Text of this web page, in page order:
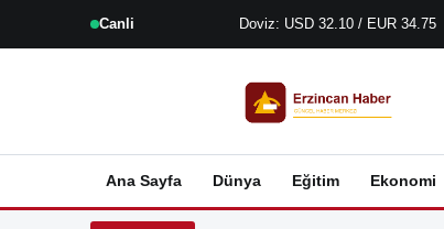
Canli Doviz: USD 32.10 / EUR 34.75
Ana Sayfa Dünya Eğitim Ekonomi